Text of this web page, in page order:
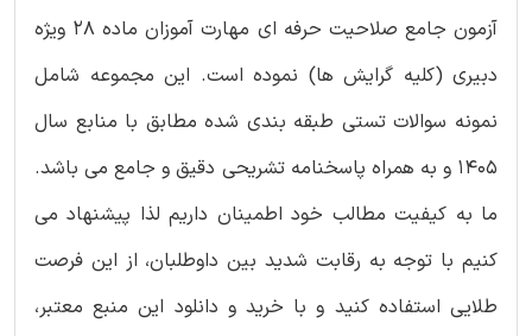
آزمون جامع صلاحیت حرفه ای مهارت آموزان ماده 28 ویژه
دبیری (کلیه گرایش ها) نموده است. این مجموعه شامل
نمونه سوالات تستی طبقه بندی شده مطابق با منابع سال
1405 و به همراه پاسخنامه تشریحی دقیق و جامع می باشد.
ما به کیفیت مطالب خود اطمینان داریم لذا پیشنهاد می
کنیم با توجه به رقابت شدید بین داوطلبان، از این فرصت
طلایی استفاده کنید و با خرید و دانلود این منبع معتبر،